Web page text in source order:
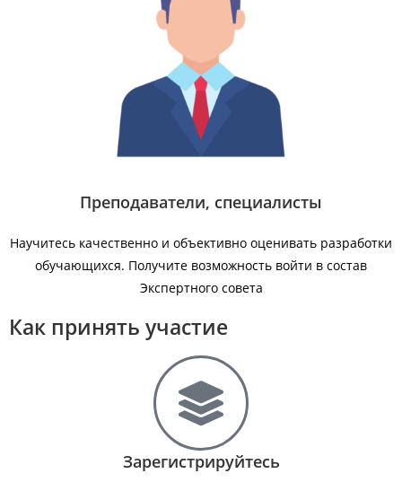
Преподаватели, специалисты
Научитесь качественно и объективно оценивать разработки
обучающихся. Получите возможность войти в состав
Экспертного совета
Как принять участие
Зарегистрируйтесь